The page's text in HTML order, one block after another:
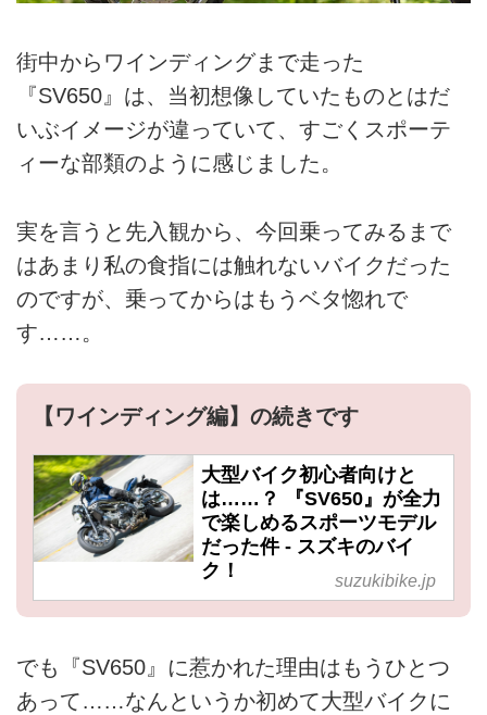
街中からワインディングまで走った
『SV650』は、当初想像していたものとはだ
いぶイメージが違っていて、すごくスポーテ
ィーな部類のように感じました。
実を言うと先入観から、今回乗ってみるまで
はあまり私の食指には触れないバイクだった
のですが、乗ってからはもうベタ惚れで
す……。
【ワインディング編】の続きです
大型バイク初心者向けと
は……？ 『SV650』が全力
で楽しめるスポーツモデル
だった件 - スズキのバイ
ク！
suzukibike.jp
でも『SV650』に惹かれた理由はもうひとつ
あって……なんというか初めて大型バイクに